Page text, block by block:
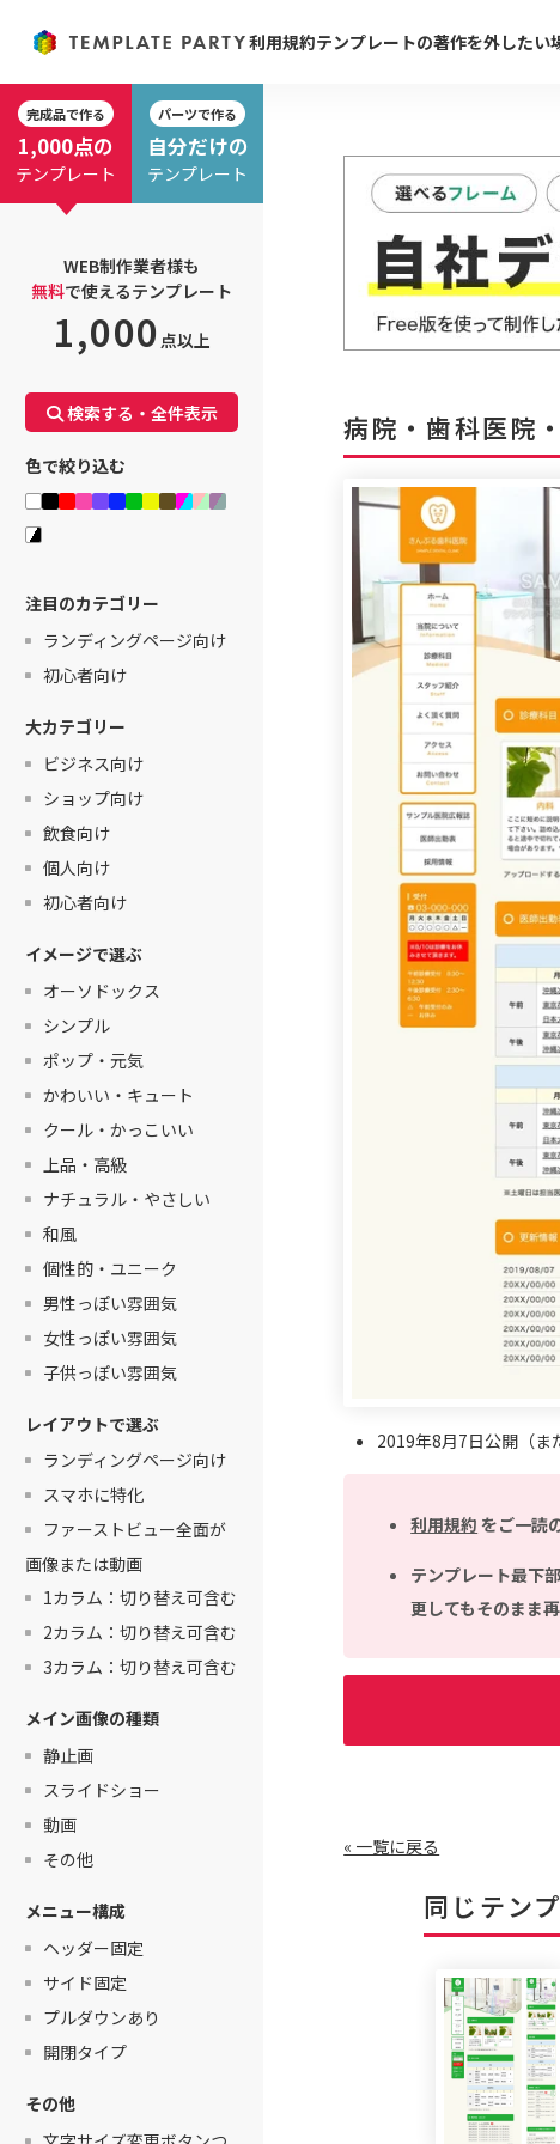
利用規約テンプレートの著作を外したい
病院・歯科医院
2019年8月7日公開（ま
利用規約 をご一読
テンプレート最下
更してもそのまま
« 一覧に戻る
同じテン
完成品で作る
1,000点の
テンプレート
パーツで作る
自分だけの
テンプレート
WEB制作業者様も
無料で使えるテンプレート
1,000 点以上
検索する・全件表示
色で絞り込む
注目のカテゴリー
ランディングページ向け
初心者向け
大カテゴリー
ビジネス向け
ショップ向け
飲食向け
個人向け
初心者向け
イメージで選ぶ
オーソドックス
シンプル
ポップ・元気
かわいい・キュート
クール・かっこいい
上品・高級
ナチュラル・やさしい
和風
個性的・ユニーク
男性っぽい雰囲気
女性っぽい雰囲気
子供っぽい雰囲気
レイアウトで選ぶ
ランディングページ向け
スマホに特化
ファーストビュー全面が
画像または動画
1カラム：切り替え可含む
2カラム：切り替え可含む
3カラム：切り替え可含む
メイン画像の種類
静止画
スライドショー
動画
その他
メニュー構成
ヘッダー固定
サイド固定
プルダウンあり
開閉タイプ
その他